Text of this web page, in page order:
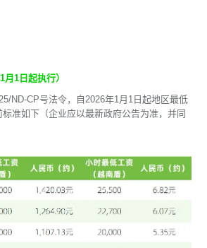
1日起执行）
ND-CP号法令，自2026年1月1日起地区最低
准如下（企业应以最新政府公告为准，并同